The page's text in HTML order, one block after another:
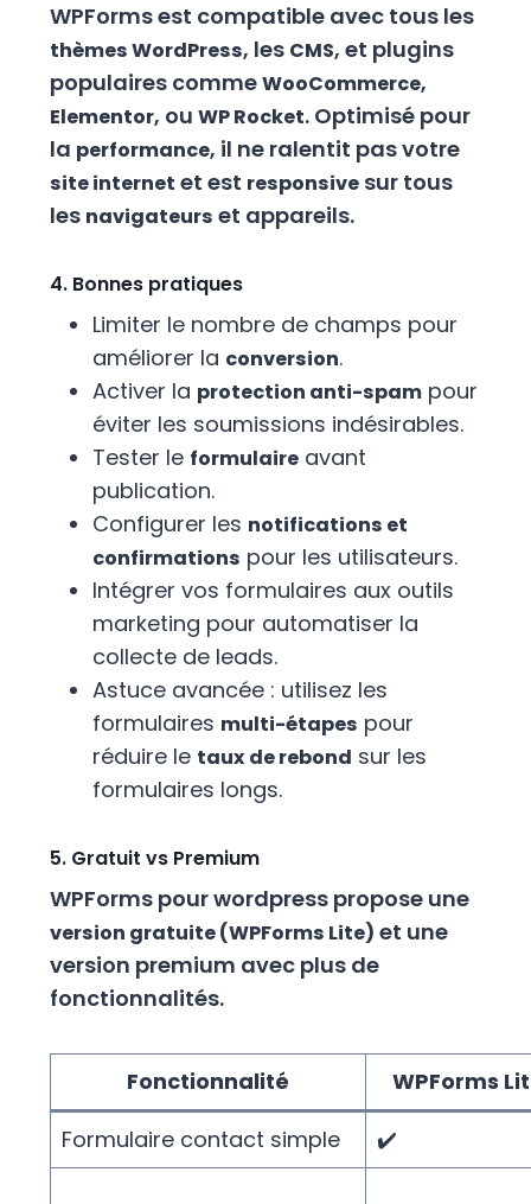
WPForms est compatible avec tous les
thèmes WordPress, les CMS, et plugins
populaires commeWooCommerce,
Elementor, ou WP Rocket. Optimisé pour
la performance, il ne ralentit pas votre
site internet et est responsivesur tous
les navigateurs et appareils.
4. Bonnes pratiques
Limiter le nombre de champs pour
améliorer la conversion.
Activer la protection anti-spampour
éviter les soumissions indésirables.
Tester le formulaireavant
publication.
Configurer les notifications et
confirmations pour les utilisateurs.
Intégrer vos formulaires aux outils
marketing pour automatiser la
collecte de leads.
Astuce avancée : utilisez les
formulaires multi-étapes pour
réduire le taux de rebond sur les
formulaires longs.
5. Gratuit vs Premium
WPForms pour wordpress propose une
version gratuite (WPForms Lite) et une
version premium avec plus de
fonctionnalités.
Fonctionnalité
WPForms
Formulaire contact simple
✔️